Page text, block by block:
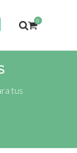
0
tus